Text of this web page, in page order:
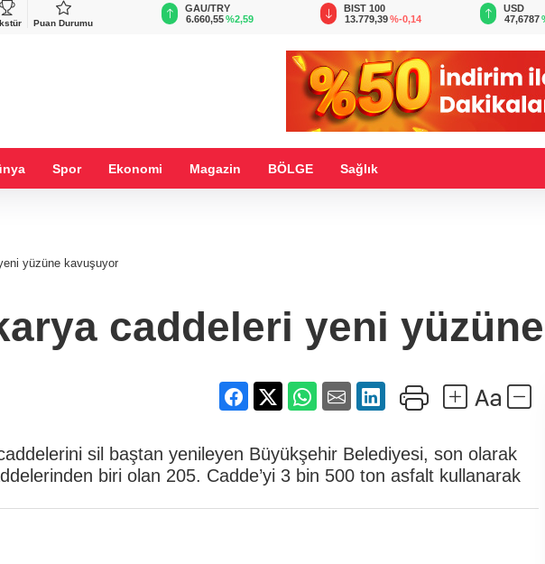
Puan Durumu
GAU/TRY
6.660,55%2,59
BIST 100
13.779,39%-0,14
USD
47,6787%0,18
EUR
55,1254
Spor Ekonomi Magazin BÖLGE Sağlık
yüzüne kavuşuyor
caddeleri yeni
sil baştan yenileyen Büyükşehir Belediyesi, son olarak
biri olan 205. Cadde’yi 3 bin 500 ton asfalt kullanarak